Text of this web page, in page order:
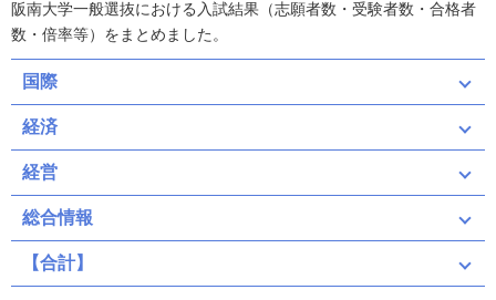
阪南大学一般選抜における入試結果（志願者数・受験者数・合格者
数・倍率等）をまとめました。
国際
経済
経営
総合情報
【合計】